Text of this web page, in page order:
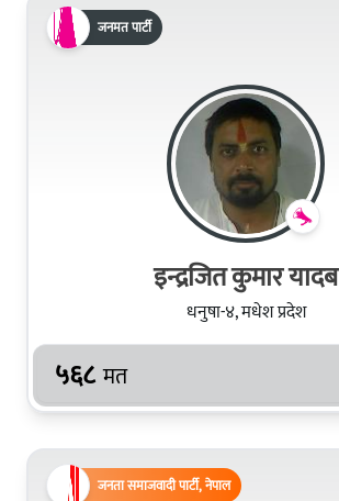
जनमत पार्टी
इन्द्रजित कुमार यादब
धनुषा-४, मधेश प्रदेश
५६८ मत
जनता समाजवादी पार्टी, नेपाल